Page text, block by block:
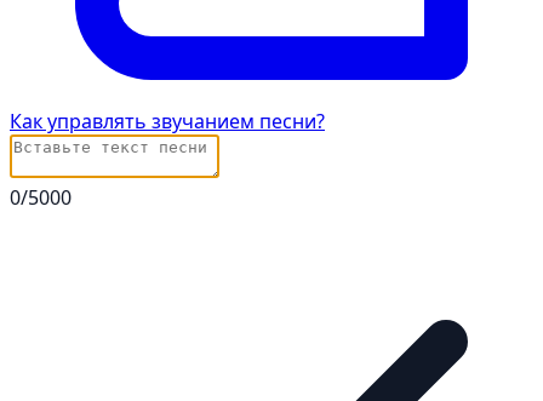
Как управлять звучанием песни?
0/5000